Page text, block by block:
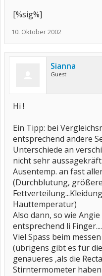
[%sig%]
10. Oktober 2002
Sianna
Guest
Hi !
Ein Tipp: bei
entsprechend andere
Unterschiede an
nicht sehr
Ausentemp. an fast
(Durchblutung,
Hauttemperatur)
Also dann, so wie
entsprechend li Finger....
Viel Spass beim messen
(übrigens gibt es für
genaueres ,als die
Stirntermometer